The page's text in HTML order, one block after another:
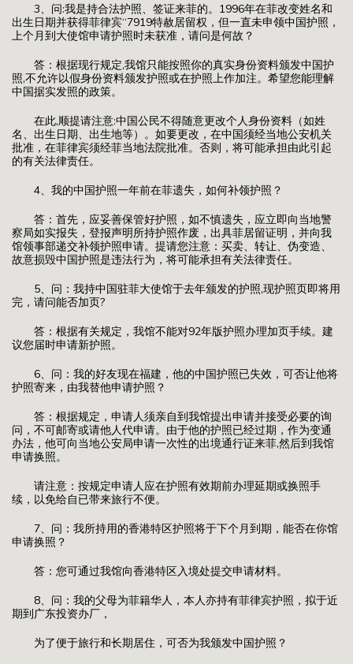
3、问:我是持合法护照、签证来菲的。1996年在菲改变姓名和
出生日期并获得菲律宾“7919特赦居留权，但一直未申领中国护照，
上个月到大使馆申请护照时未获准，请问是何故？
答：根据现行规定,我馆只能按照你的真实身份资料颁发中国护
照,不允许以假身份资料颁发护照或在护照上作加注。希望您能理解
中国据实发照的政策。
在此,顺提请注意:中国公民不得随意更改个人身份资料（如姓
名、出生日期、出生地等）。如要更改，在中国须经当地公安机关
批准，在菲律宾须经菲当地法院批准。否则，将可能承担由此引起
的有关法律责任。
4、我的中国护照一年前在菲遗失，如何补领护照？
答：首先，应妥善保管好护照，如不慎遗失，应立即向当地警
察局如实报失，登报声明所持护照作废，出具菲居留证明，并向我
馆领事部递交补领护照申请。提请您注意：买卖、转让、伪变造、
故意损毁中国护照是违法行为，将可能承担有关法律责任。
5、问：我持中国驻菲大使馆于去年颁发的护照,现护照页即将用
完，请问能否加页?
答：根据有关规定，我馆不能对92年版护照办理加页手续。建
议您届时申请新护照。
6、问：我的好友现在福建，他的中国护照已失效，可否让他将
护照寄来，由我替他申请护照？
答：根据规定，申请人须亲自到我馆提出申请并接受必要的询
问，不可邮寄或请他人代申请。由于他的护照已经过期，作为变通
办法，他可向当地公安局申请一次性的出境通行证来菲,然后到我馆
申请换照。
请注意：按规定申请人应在护照有效期前办理延期或换照手
续，以免给自已带来旅行不便。
7、问：我所持用的香港特区护照将于下个月到期，能否在你馆
申请换照？
答：您可通过我馆向香港特区入境处提交申请材料。
8、问：我的父母为菲籍华人，本人亦持有菲律宾护照，拟于近
期到广东投资办厂，
为了便于旅行和长期居住，可否为我颁发中国护照？